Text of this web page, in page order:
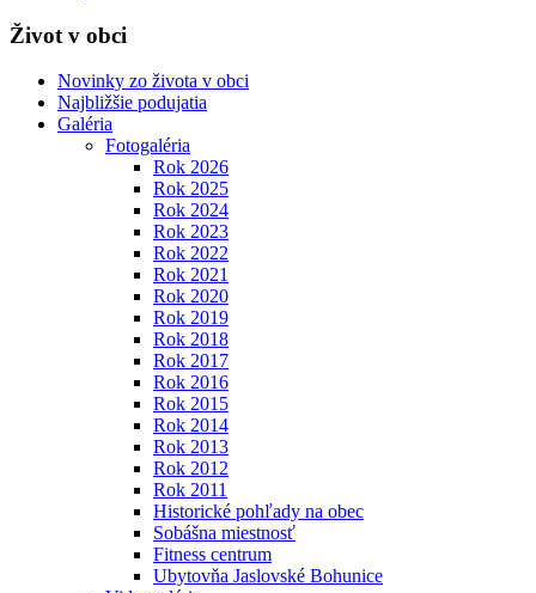
Život v obci
Novinky zo života v obci
Najbližšie podujatia
Galéria
Fotogaléria
Rok 2026
Rok 2025
Rok 2024
Rok 2023
Rok 2022
Rok 2021
Rok 2020
Rok 2019
Rok 2018
Rok 2017
Rok 2016
Rok 2015
Rok 2014
Rok 2013
Rok 2012
Rok 2011
Historické pohľady na obec
Sobášna miestnosť
Fitness centrum
Ubytovňa Jaslovské Bohunice